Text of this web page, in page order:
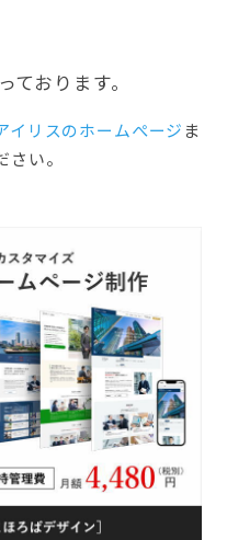
おります。
イリスのホームぺージ ま
い。